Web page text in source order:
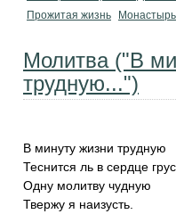
Прожитая жизнь
Монастырь
Молитва ("В
трудную...")
В минуту жизни трудную
Теснится ль в сердце
Одну молитву чудную
Твержу я наизусть.